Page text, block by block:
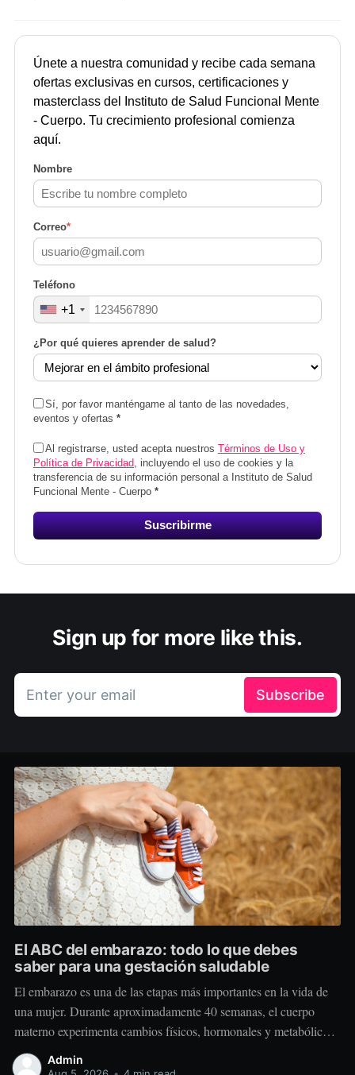
Únete a nuestra comunidad y recibe cada semana
ofertas exclusivas en cursos, certificaciones y
masterclass del Instituto de Salud Funcional Mente
- Cuerpo. Tu crecimiento profesional comienza
aquí.
Nombre
Correo*
Teléfono
+1
¿Por qué quieres aprender de salud?
Sí, por favor manténgame al tanto de las novedades,
eventos y ofertas *
Al registrarse, usted acepta nuestros Términos de Uso y
Política de Privacidad, incluyendo el uso de cookies y la
transferencia de su información personal a Instituto de Salud
Funcional Mente - Cuerpo *
Suscribirme
Sign up for more like this.
Enter your email Subscribe
El ABC del embarazo: todo lo que debes
saber para una gestación saludable
El embarazo es una de las etapas más importantes en la vida de
una mujer. Durante aproximadamente 40 semanas, el cuerpo
materno experimenta cambios físicos, hormonales y metabólicos
extraordinarios para crear y sostener una nueva vida. Más allá de
“comer por dos”, el embarazo requiere comer mejor, nutrir
Admin